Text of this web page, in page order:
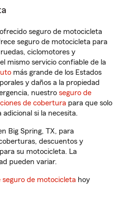
seguro de motocicleta
seguro de motocicleta para
ciclomotores y
mismo servicio confiable de la
más grande de los Estados
y daños a la propiedad
nuestro seguro de
de cobertura para que solo
si la necesita.
Big Spring, TX, para
descuentos y
su motocicleta. La
pueden variar.
seguro de motocicleta hoy